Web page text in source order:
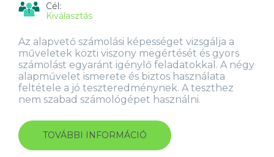
Cél:
Kiválasztás
Az alapvető számolási képességet vizsgálja a
műveletek közti viszony megértését és gyors
számolást egyaránt igénylő feladatokkal. A négy
alapművelet ismerete és biztos használata
feltétele a jó teszteredménynek. A teszthez
nem szabad számológépet használni.
TOVÁBBI INFORMÁCIÓ SZÁMOLÁSI
FELADATOK